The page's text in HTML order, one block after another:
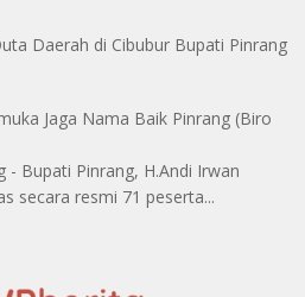
Daerah di Cibubur Bupati Pinrang
Jaga Nama Baik Pinrang (Biro
- Bupati Pinrang, H.Andi Irwan
secara resmi 71 peserta...